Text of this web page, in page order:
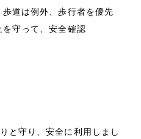
道は例外、歩行者を優先
守って、安全確認
と守り、安全に利用しまし